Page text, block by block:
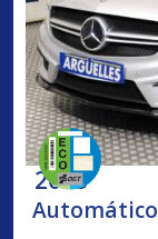
2013
Automático